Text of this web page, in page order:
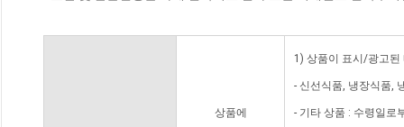
상품에
1) 상품이 표시/광고된
- 신선식품, 냉장식품,
- 기타 상품 : 수령일로